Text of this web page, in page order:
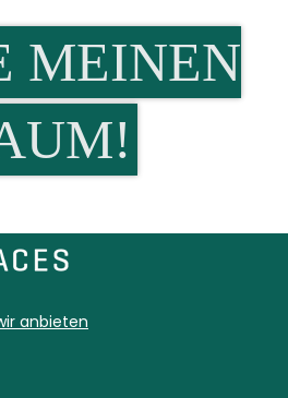
MEINEN
anbieten